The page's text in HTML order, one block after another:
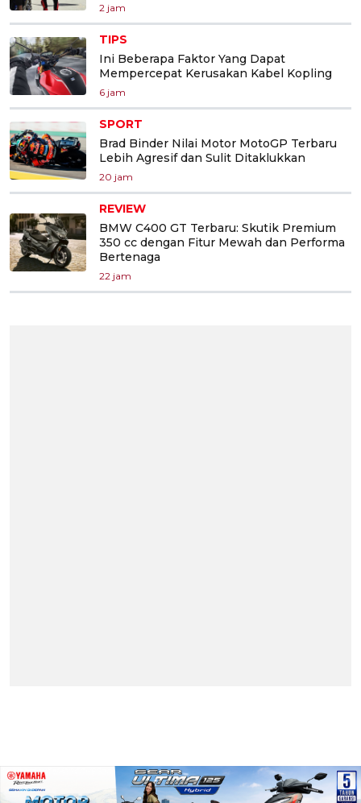
2 jam
TIPS
Ini Beberapa Faktor Yang Dapat
Mempercepat Kerusakan Kabel Kopling
6 jam
SPORT
Brad Binder Nilai Motor MotoGP Terbaru
Lebih Agresif dan Sulit Ditaklukkan
20 jam
REVIEW
BMW C400 GT Terbaru: Skutik Premium
350 cc dengan Fitur Mewah dan Performa
Bertenaga
22 jam